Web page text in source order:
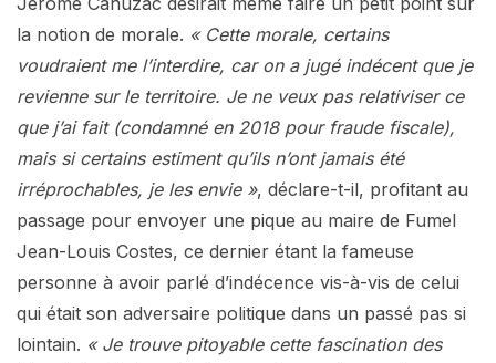
la notion de morale. « Cette morale, certains
voudraient me l’interdire, car on a jugé indécent que je
revienne sur le territoire. Je ne veux pas relativiser ce
que j’ai fait (condamné en 2018 pour fraude fiscale),
mais si certains estiment qu’ils n’ont jamais été
irréprochables, je les envie », déclare-t-il, profitant au
passage pour envoyer une pique au maire de Fumel
Jean-Louis Costes, ce dernier étant la fameuse
personne à avoir parlé d’indécence vis-à-vis de celui
qui était son adversaire politique dans un passé pas si
lointain. « Je trouve pitoyable cette fascination des